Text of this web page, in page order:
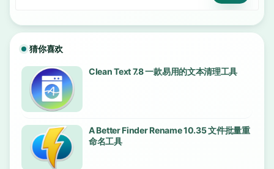
猜你喜欢
Clean Text 7.8 一款易用的文本清理工具
A Better Finder Rename 10.35 文件批量重
命名工具